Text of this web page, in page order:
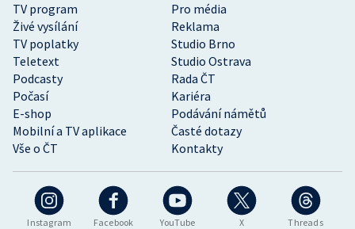
Instagram Facebook YouTube X Threads
TV program
Pro média
Živé vysílání
Reklama
TV poplatky
Studio Brno
Teletext
Studio Ostrava
Podcasty
Rada ČT
Počasí
Kariéra
E-shop
Podávání námětů
Mobilní a TV aplikace
Časté dotazy
Vše o ČT
Kontakty